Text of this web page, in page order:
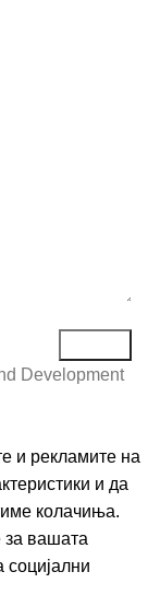
Development
и рекламите на
и да
колачиња.
за вашата
социјални